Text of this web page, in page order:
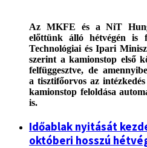
Az MKFE és a NiT
előttünk álló hétvégén is
Technológiai és Ipari
szerint a kamionstop első
felfüggesztve, de
a tisztifőorvos az
kamionstop feloldása
is.
Időablak nyitását
októberi hosszú